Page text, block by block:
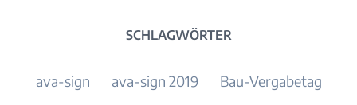
SCHLAGWÖRTER
ava-sign ava-sign 2019
Bau-Vergabetag